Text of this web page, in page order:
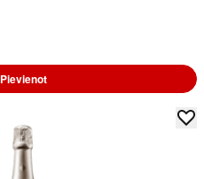
Pievienot